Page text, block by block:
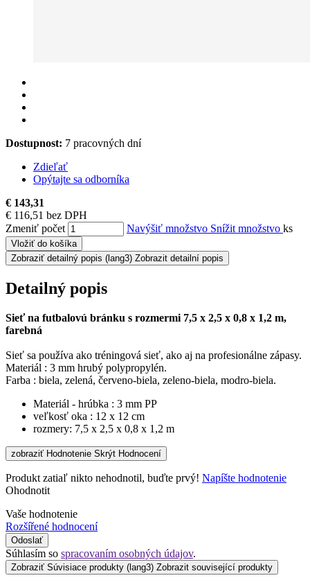
Dostupnost: 7 pracovných dní
Zdieľať
Opýtajte sa odborníka
€ 143,31
€ 116,51 bez DPH
Zmeniť počet
Navýšiť množstvo Snížit množstvo ks
Vložiť do košíka
Zobraziť detailný popis (lang3) Zobrazit detailní popis
Detailný popis
Sieť na futbalovú bránku s rozmermi 7,5 x 2,5 x 0,8 x 1,2 m,
farebná
Sieť sa používa ako tréningová sieť, ako aj na profesionálne zápasy.
Materiál : 3 mm hrubý polypropylén.
Farba : biela, zelená, červeno-biela, zeleno-biela, modro-biela.
Materiál - hrúbka : 3 mm PP
veľkosť oka : 12 x 12 cm
rozmery: 7,5 x 2,5 x 0,8 x 1,2 m
zobraziť Hodnotenie Skrýt Hodnocení
Produkt zatiaľ nikto nehodnotil, buďte prvý! Napíšte hodnotenie
Ohodnotit
Vaše hodnotenie
Rozšířené hodnocení
Odoslať
Súhlasím so spracovaním osobných údajov.
Zobraziť Súvisiace produkty (lang3) Zobrazit související produkty